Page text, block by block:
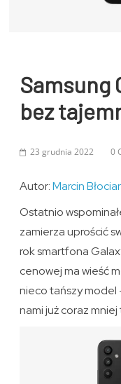
Samsung
bez
23 grudnia 2022 0
Autor:Marcin
Ostatnio
zamierza uprościć
rok smartfona
cenowej ma wieść
nieco tańszy model
nami już coraz